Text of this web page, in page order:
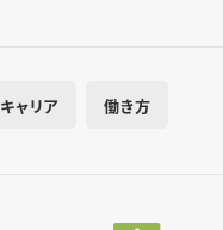
キャリア 働き方